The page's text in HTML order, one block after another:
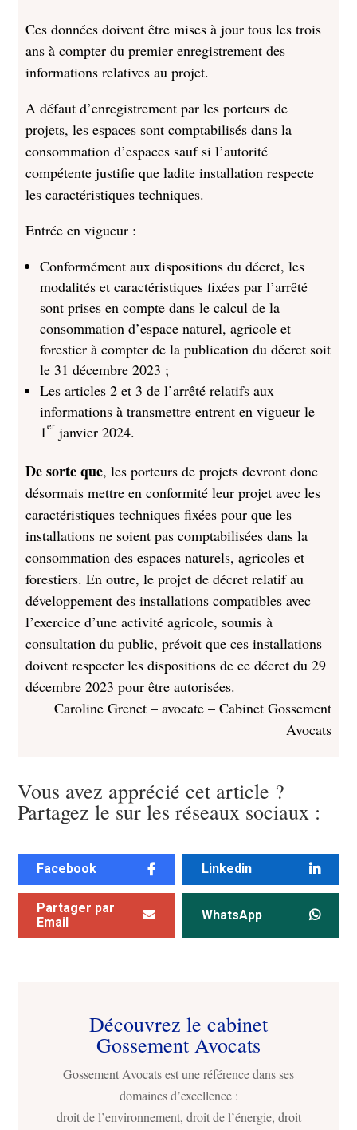
Ces données doivent être mises à jour tous les trois
ans à compter du premier enregistrement des
informations relatives au projet.
A défaut d’enregistrement par les porteurs de
projets, les espaces sont comptabilisés dans la
consommation d’espaces sauf si l’autorité
compétente justifie que ladite installation respecte
les caractéristiques techniques.
Entrée en vigueur :
Conformément aux dispositions du décret, les
modalités et caractéristiques fixées par l’arrêté
sont prises en compte dans le calcul de la
consommation d’espace naturel, agricole et
forestier à compter de la publication du décret soit
le 31 décembre 2023 ;
Les articles 2 et 3 de l’arrêté relatifs aux
informations à transmettre entrent en vigueur le
1erjanvier 2024.
De sorte que, les porteurs de projets devront donc
désormais mettre en conformité leur projet avec les
caractéristiques techniques fixées pour que les
installations ne soient pas comptabilisées dans la
consommation des espaces naturels, agricoles et
forestiers. En outre, le projet de décret relatif au
développement des installations compatibles avec
l’exercice d’une activité agricole, soumis à
consultation du public, prévoit que ces installations
doivent respecter les dispositions de ce décret du 29
décembre 2023 pour être autorisées.
Caroline Grenet – avocate – Cabinet Gossement
Avocats
Vous avez apprécié cet article ?
Partagez le sur les réseaux sociaux :
Facebook Linkedin
Partager par
Email
WhatsApp
Découvrez le cabinet
Gossement Avocats
Gossement Avocats est une référence dans ses
domaines d’excellence :
droit de l’environnement, droit de l’énergie, droit